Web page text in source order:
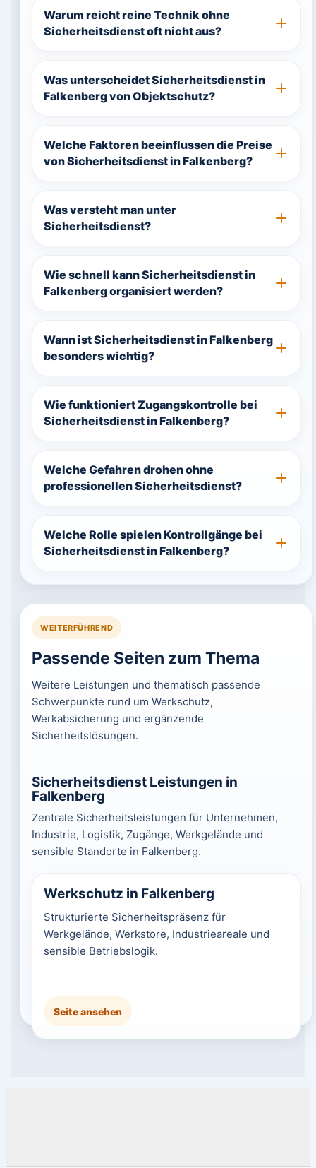
Warum reicht reine Technik ohne
Sicherheitsdienst oft nicht aus?
Was unterscheidet Sicherheitsdienst in
Falkenberg von Objektschutz?
Welche Faktoren beeinflussen die Preise
von Sicherheitsdienst in Falkenberg?
Was versteht man unter
Sicherheitsdienst?
Wie schnell kann Sicherheitsdienst in
Falkenberg organisiert werden?
Wann ist Sicherheitsdienst in Falkenberg
besonders wichtig?
Wie funktioniert Zugangskontrolle bei
Sicherheitsdienst in Falkenberg?
Welche Gefahren drohen ohne
professionellen Sicherheitsdienst?
Welche Rolle spielen Kontrollgänge bei
Sicherheitsdienst in Falkenberg?
WEITERFÜHREND
Passende Seiten zum Thema
Weitere Leistungen und thematisch passende
Schwerpunkte rund um Werkschutz,
Werkabsicherung und ergänzende
Sicherheitslösungen.
Sicherheitsdienst Leistungen in
Falkenberg
Zentrale Sicherheitsleistungen für Unternehmen,
Industrie, Logistik, Zugänge, Werkgelände und
sensible Standorte in Falkenberg.
Werkschutz in Falkenberg
Strukturierte Sicherheitspräsenz für
Werkgelände, Werkstore, Industrieareale und
sensible Betriebslogik.
Seite ansehen